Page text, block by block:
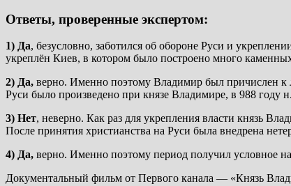
Ответы, проверенные экспертом:
1) Да, безусловно, заботился об обороне Руси и
укреплён Киев, в котором было построено много
2) Да, верно. Именно поэтому Владимир был причислен к
Руси было произведено при князе Владимире, в 988 году
3) Нет, неверно. Как раз для укрепления власти князь
После принятия христианства на Руси была внедрена
4) Да, верно. Именно поэтому период получил условное
Документальный фильм от Первого канала — «Князь